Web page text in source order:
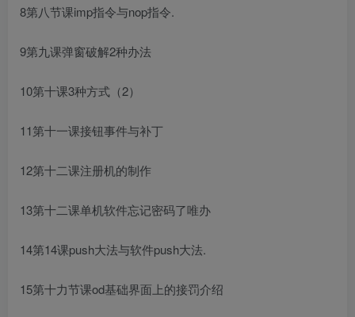
8第八节课imp指令与nop指令.
9第九课弹窗破解2种办法
10第十课3种方式（2）
11第十一课接钮事件与补丁
12第十二课注册机的制作
13第十二课单机软件忘记密码了唯办
14第14课push大法与软件push大法.
15第十力节课od基础界面上的接罚介绍